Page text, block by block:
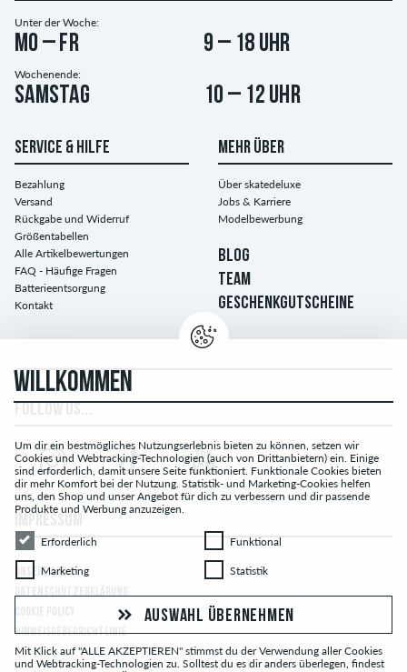
Unter der Woche:
Mo – Fr 9 – 18 Uhr
Wochenende:
Samstag 10 – 12 Uhr
SERVICE & HILFE
Bezahlung
Versand
Rückgabe und Widerruf
Größentabellen
Alle Artikelbewertungen
FAQ - Häufige Fragen
Batterieentsorgung
Kontakt
MEHR ÜBER
Über skatedeluxe
Jobs & Karriere
Modelbewerbung
BLOG
TEAM
GESCHENKGUTSCHEINE
UNSERE AGB
DATENSCHUTZERKLÄRUNG
HINWEISGEBERRICHTLINIE
WILLKOMMEN
Um dir ein bestmögliches Nutzungserlebnis bieten zu können, setzen wir
Cookies und Webtracking-Technologien (auch von Drittanbietern) ein. Einige
sind erforderlich, damit unsere Seite funktioniert. Funktionale Cookies bieten
dir mehr Komfort bei der Nutzung. Statistik- und Marketing-Cookies helfen
uns, den Shop und unser Angebot für dich zu verbessern und dir passende
Produkte und Werbung anzuzeigen.
Erforderlich
Erforderlich FunktionalFunktional
MarketingMarketing StatistikStatistik
AUSWAHL ÜBERNEHMEN
Mit Klick auf "ALLE AKZEPTIEREN" stimmst du der Verwendung aller Cookies
und Webtracking-Technologien zu. Solltest du es dir anders überlegen, findest